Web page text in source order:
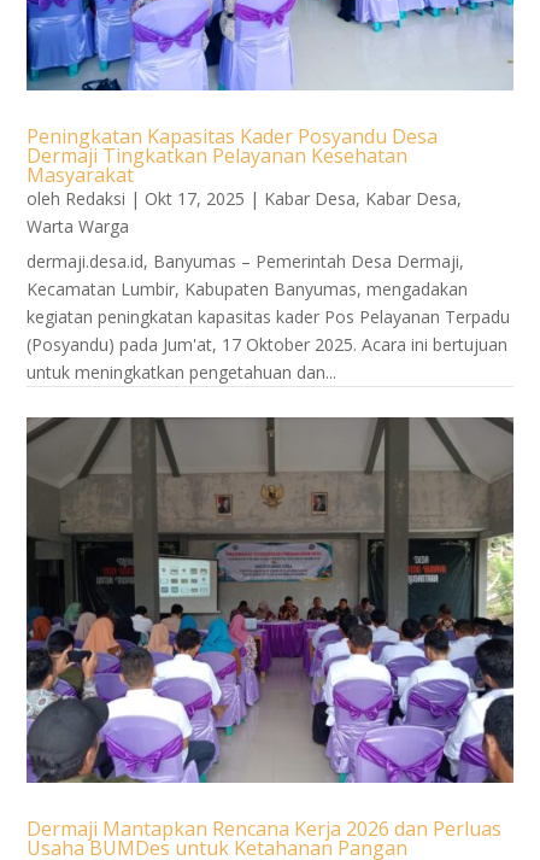
Peningkatan Kapasitas Kader Posyandu Desa
Dermaji Tingkatkan Pelayanan Kesehatan
Masyarakat
oleh Redaksi | Okt 17, 2025 | Kabar Desa, Kabar Desa,
Warta Warga
dermaji.desa.id, Banyumas – Pemerintah Desa Dermaji,
Kecamatan Lumbir, Kabupaten Banyumas, mengadakan
kegiatan peningkatan kapasitas kader Pos Pelayanan Terpadu
(Posyandu) pada Jum'at, 17 Oktober 2025. Acara ini bertujuan
untuk meningkatkan pengetahuan dan...
Dermaji Mantapkan Rencana Kerja 2026 dan Perluas
Usaha BUMDes untuk Ketahanan Pangan